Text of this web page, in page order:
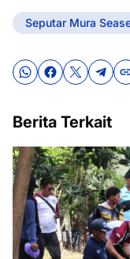
Seputar Mura
Berita Terkait